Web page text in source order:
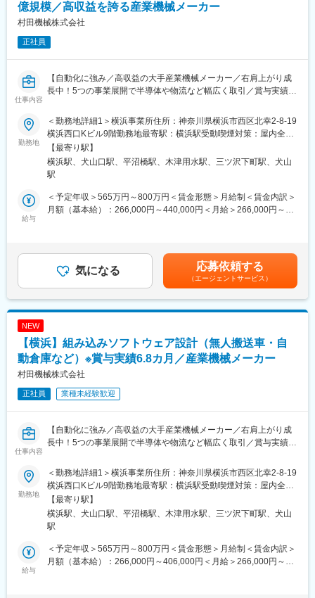
億規模／高収益を誇る産業機械メーカー
村田機械株式会社
正社員
仕事内容
【自動化に強み／高収益の大手産業機械メーカー／右肩上がり成
長中！5つの事業展開で半導体や物流など幅広く取引／賞与実績
■業務内容：
物流センターや医薬、食品などの製造メーカー工場内での無人搬
送車・自動倉庫などの搬送機器に関して生成AIを用いた改善や最
適搬送経路設計を行っていただきます。
■業務詳細：
◇生成AI
・物流や搬送システムに関連する課題を解決するための最適化ア
ルゴリズムを設計し、効率的な搬送経路を提案／実装
（2）受注生産
お客様の課題を解決する提案しニーズにマッチする製品開発・カ
スタマイズ
お客様との長く深い関係で長期的な視点での研究開発
物流センターでの「必要なものを必要な時に必要な分だけ配送」
の実現に向けて仕組みや、搬送・保管できるシステムを開発し、
物流業界以外でもノウハウは活かせるため消費者向けメーカーと
のプロジェクトも多数あります。
■教育体制：
◇入社後1年ほどは愛知県の犬山事業所で研修を行います。その
◇実務を通じたOJTでの教育が中心となります。先輩社員が業務
内容を教育します。
勤務地
＜勤務地詳細1＞横浜事業所住所：神奈川県横浜市西区北幸2-8-19
横浜西口Kビル9階勤務地最寄駅：横浜駅受動喫煙対策：屋内全面
禁煙＜勤務地詳細2＞犬山事業所住所：愛知県犬山市橋爪中島2 勤
務地最寄駅：名鉄犬山線／犬山口駅受動喫煙対策：屋内喫煙可能
場所あり
【最寄り駅】
横浜駅、犬山口駅、平沼橋駅、木津用水駅、三ツ沢下町駅、犬山
駅
給与
＜予定年収＞565万円～800万円＜賃金形態＞月給制＜賃金内訳＞
月額（基本給）：266,000円～440,000円＜月給＞266,000円～
固定手当を含めた表記です。
気になる 応募依頼する
（エージェントサービス）
NEW
【横浜】組み込みソフトウェア設計（無人搬送車・自
動倉庫など）※賞与実績6.8カ月／産業機械メーカー
村田機械株式会社
正社員 業種未経験歓迎
仕事内容
【自動化に強み／高収益の大手産業機械メーカー／右肩上がり成
長中！5つの事業展開で半導体や物流など幅広く取引／賞与実績
■業務内容：
物流センターや医薬、食品などのメーカー工場内での無人搬送
車・自動倉庫などに関するソフトウェア設計を行います。
また、仕様打合せの実施から取り纏め、詳細設計業務、プログラ
ム実装、単体テスト、結合テスト、搬送設備実機評価まで一貫し
てご担当頂きます。
勤務地
＜勤務地詳細1＞横浜事業所住所：神奈川県横浜市西区北幸2-8-19
横浜西口Kビル9階勤務地最寄駅：横浜駅受動喫煙対策：屋内全面
禁煙＜勤務地詳細2＞犬山事業所住所：愛知県犬山市橋爪中島2 勤
務地最寄駅：名鉄犬山線／犬山口駅受動喫煙対策：屋内喫煙可能
場所あり
【最寄り駅】
横浜駅、犬山口駅、平沼橋駅、木津用水駅、三ツ沢下町駅、犬山
駅
給与
＜予定年収＞565万円～800万円＜賃金形態＞月給制＜賃金内訳＞
月額（基本給）：266,000円～406,000円＜月給＞266,000円～